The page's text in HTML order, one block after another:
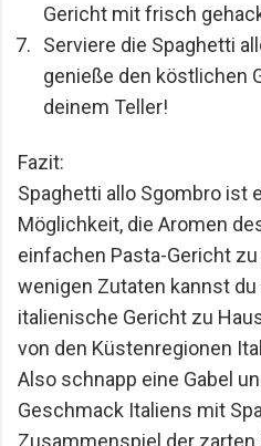
Gericht mit frisch
Serviere die Spaghetti
genieße den köstlichen
deinem Teller!
Fazit:
Spaghetti allo Sgombro ist
Möglichkeit, die Aromen
einfachen Pasta-Gericht
wenigen Zutaten kannst
italienische Gericht zu
von den Küstenregionen
Also schnapp eine Gabel
Geschmack Italiens mit
Zusammenspiel der